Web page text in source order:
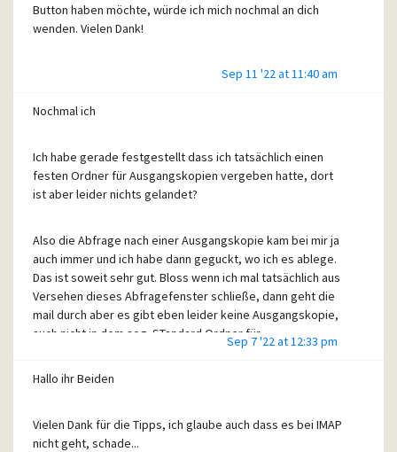
Button haben möchte, würde ich mich nochmal an dich
wenden. Vielen Dank!
Hab aber noch etwas, was ich nie verstanden habe:
habe bei meinem Anbieter auch individuelle Ordner, welche
Jetzt folgender Sachverhalt: Neuerdings nutzt man sein
emailpostfach ja (leider) auch immer mehr über das Handy.
Ich versuche, über das Handy lediglich zu "lesen", sodaß
aber nun doch einmal etwas sende, so sind diese
versendeten emails nirgends zu finden, außer "in" meinem
Handy. Das ist doch absurd, denn dort sind doch die
gleichen IMAP Server eingetragen wie auf meinem lokalen
PC im Pegasus.
Habt ihr eine Idee, wo das Handy die aus dem Handy
versendeten emails auf meinem Imap Server ablegt? Es
müsste ja so etwas wie ein "versteckter" Ordner
Liebe Grüße
Sep 11 '22 at 11:40 am
Nochmal ich
Ich habe gerade festgestellt dass ich tatsächlich einen
festen Ordner für Ausgangskopien vergeben hatte, dort
ist aber leider nichts gelandet?
Also die Abfrage nach einer Ausgangskopie kam bei mir ja
auch immer und ich habe dann geguckt, wo ich es ablege.
Das ist soweit sehr gut. Bloss wenn ich mal tatsächlich aus
Versehen dieses Abfragefenster schließe, dann geht die
mail durch aber es gibt eben leider keine Ausgangskopie,
auch nicht in dem sog. STandard Ordner für
Ausgangskopien. Das heisst, wenn man dusseligerweise
Sep 7 '22 at 12:33 pm
Hallo ihr Beiden
Vielen Dank für die Tipps, ich glaube auch dass es bei IMAP
nicht geht, schade...